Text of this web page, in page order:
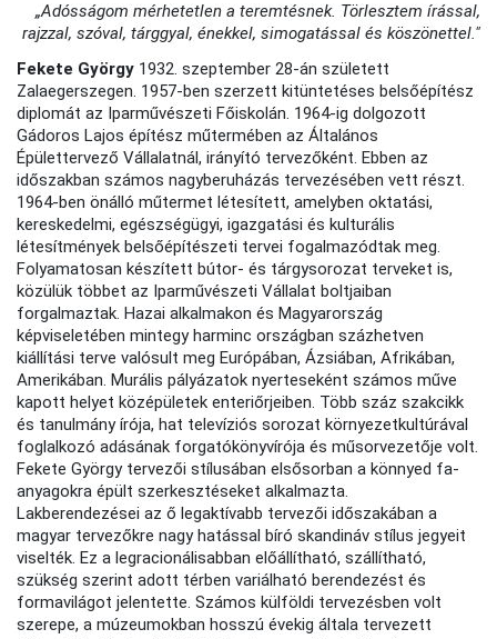
„Adósságom mérhetetlen a teremtésnek. Törlesztem írással,
rajzzal, szóval, tárggyal, énekkel, simogatással és köszönettel."
Fekete György 1932. szeptember 28-án született
Zalaegerszegen. 1957-ben szerzett kitüntetéses belsőépítész
diplomát az Iparművészeti Főiskolán. 1964-ig dolgozott
Gádoros Lajos építész műtermében az Általános
Épülettervező Vállalatnál, irányító tervezőként. Ebben az
időszakban számos nagyberuházás tervezésében vett részt.
1964-ben önálló műtermet létesített, amelyben oktatási,
kereskedelmi, egészségügyi, igazgatási és kulturális
létesítmények belsőépítészeti tervei fogalmazódtak meg.
Folyamatosan készített bútor- és tárgysorozat terveket is,
közülük többet az Iparművészeti Vállalat boltjaiban
forgalmaztak. Hazai alkalmakon és Magyarország
képviseletében mintegy harminc országban százhetven
kiállítási terve valósult meg Európában, Ázsiában, Afrikában,
Amerikában. Murális pályázatok nyerteseként számos műve
kapott helyet középületek enteriőrjeiben. Több száz szakcikk
és tanulmány írója, hat televíziós sorozat környezetkultúrával
foglalkozó adásának forgatókönyvírója és műsorvezetője volt.
Fekete György tervezői stílusában elsősorban a könnyed fa-
anyagokra épült szerkesztéseket alkalmazta.
Lakberendezései az ő legaktívabb tervezői időszakában a
magyar tervezőkre nagy hatással bíró skandináv stílus jegyeit
viselték. Ez a legracionálisabban előállítható, szállítható,
szükség szerint adott térben variálható berendezést és
formavilágot jelentette. Számos külföldi tervezésben volt
szerepe, a múzeumokban hosszú évekig általa tervezett